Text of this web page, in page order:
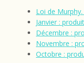
Loi de
Janvier :
Décembre :
Novembre :
Octobre :